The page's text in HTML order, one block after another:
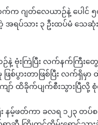
က ဂျတ်လေယာဉ်နဲ့ ပေါင်
အရပ်သား ၃ ဦးထပ်မံ သေဆုံ
းကြဲပြီး လက်နက်ကြီးတွ
ားတာဖြစ်ပြီး လက်ရှိမှာ
ကျော် ထိခိုက်ပျက်စီးသွားပြီလို့
မ့်ဖတ်ကာ ခလရ ၁၂၃ တပ်စ